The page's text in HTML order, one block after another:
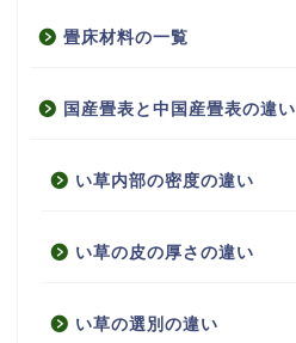
畳床材料の一覧
国産畳表と中国産畳表の違い
い草内部の密度の違い
い草の皮の厚さの違い
い草の選別の違い